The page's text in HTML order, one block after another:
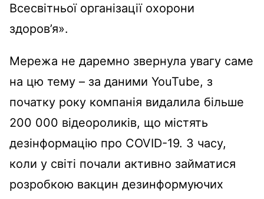
Всесвітньої організації охорони
здоров’я».
Мережа не даремно звернула увагу саме
на цю тему – за даними YouTube, з
початку року компанія видалила більше
200 000 відеороликів, що містять
дезінформацію про COVID-19. З часу,
коли у світі почали активно займатися
розробкою вакцин дезинформуючих